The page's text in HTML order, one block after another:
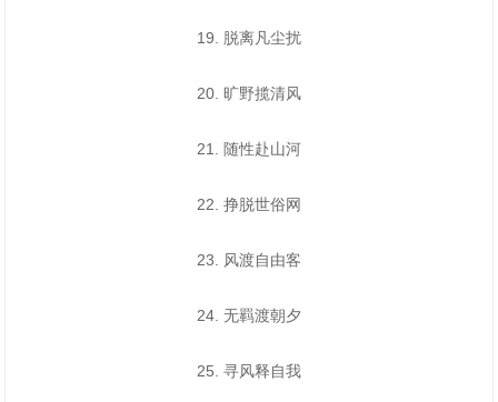
19. 脱离凡尘扰
20. 旷野揽清风
21. 随性赴山河
22. 挣脱世俗网
23. 风渡自由客
24. 无羁渡朝夕
25. 寻风释自我